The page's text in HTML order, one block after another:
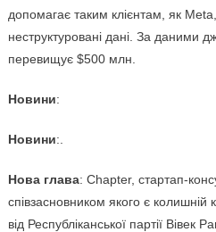
допомагає таким клієнтам, як
неструктуровані дані. За даними
перевищує $500 млн.
Новини:
Новини:.
Нова глава: Chapter, стартап-
співзасновником якого є
від Республіканської партії Вівек